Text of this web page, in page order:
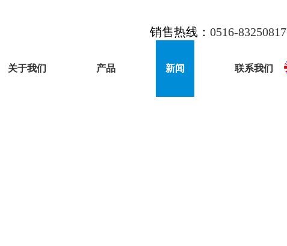
销售热线： 0516-83250817
关于我们 产品 新闻 联系我们